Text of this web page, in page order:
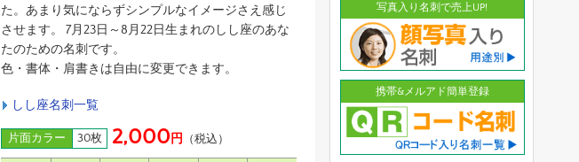
た。あまり気にならずシンプルなイメージさえ感じ
させます。 7月23日～8月22日生まれのしし座のあな
たのための名刺です。
色・書体・肩書きは自由に変更できます。
しし座名刺一覧
片面カラー 30枚 2,000円 （税込）
写真入り名刺で売上UP!
携帯&メルアド簡単登録